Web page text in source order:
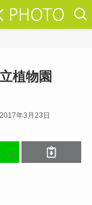
植物園
2017年3月23日